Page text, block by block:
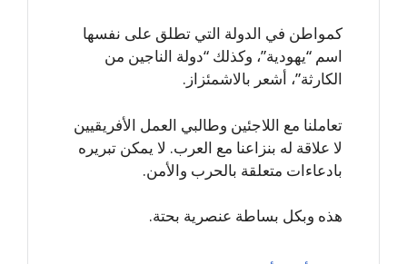
كمواطن في الدولة التي تطلق على نفسها
اسم “يهودية”، وكذلك “دولة الناجين من
الكارثة”، أشعر بالاشمئزاز.
تعاملنا مع اللاجئين وطالبي العمل الأفريقيين
لا علاقة له بنزاعنا مع العرب. لا يمكن تبريره
بادعاءات متعلقة بالحرب والأمن.
هذه وبكل بساطة عنصرية بحتة.